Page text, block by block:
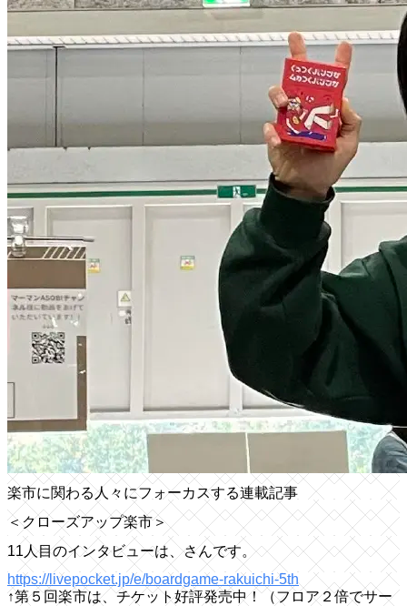
楽市に関わる人々にフォーカスする連載記事
＜クローズアップ楽市＞
11人目のインタビューは、さんです。
https://livepocket.jp/e/boardgame-rakuichi-5th
↑第５回楽市は、チケット好評発売中！（フロア２倍でサー